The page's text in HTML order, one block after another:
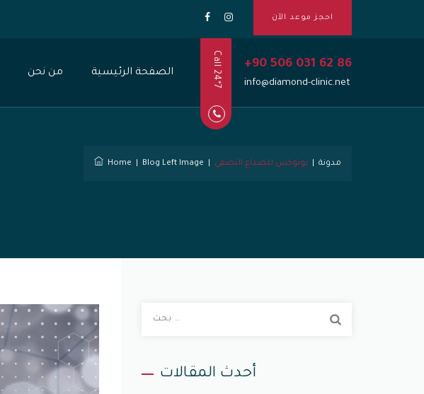
احجز موعد الآن
Call 24*7 +90 506 031 62 86
info@diamond-clinic.net
من نحن الصفحة الرئيسية
Home Blog Left Image مدونة بوتوكس للصداع النصفي
أحدث المقالات